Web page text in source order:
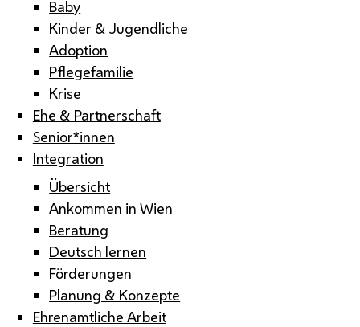
Baby
Kinder & Jugendliche
Adoption
Pflegefamilie
Krise
Ehe & Partnerschaft
Senior*innen
Integration
Übersicht
Ankommen in Wien
Beratung
Deutsch lernen
Förderungen
Planung & Konzepte
Ehrenamtliche Arbeit